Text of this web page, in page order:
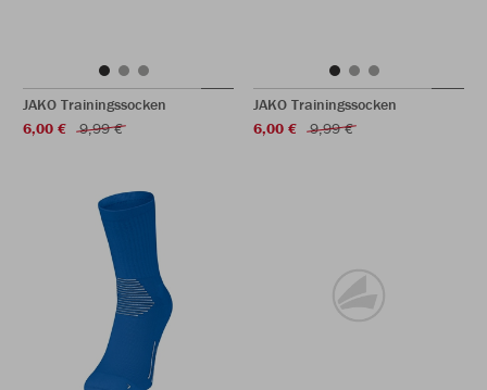
JAKO Trainingssocken
6,00 €
9,99 €
JAKO Trainingssocken
6,00 €
9,99 €